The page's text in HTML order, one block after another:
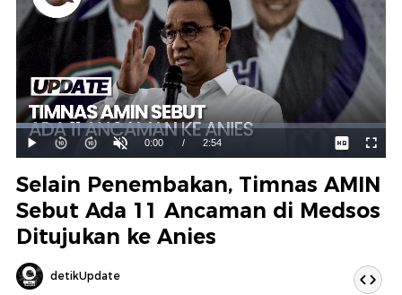
Mainkan
Suara
Hidup
Waktu
ini
0:00 / Durasi
2:54
Dimuat:
40.32%
Selain Penembakan, Timnas AMIN
Sebut Ada 11 Ancaman di Medsos
Ditujukan ke Anies
detikUpdate